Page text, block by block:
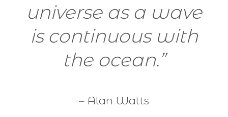
universe as a wave
is continuous with
the ocean.”
– Alan Watts